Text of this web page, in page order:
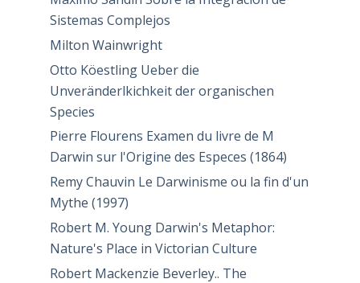
Sistemas Complejos
Milton Wainwright
Otto Köestling Ueber die
Unveränderlkichkeit der organischen
Species
Pierre Flourens Examen du livre de M
Darwin sur l'Origine des Especes (1864)
Remy Chauvin Le Darwinisme ou la fin d'un
Mythe (1997)
Robert M. Young Darwin's Metaphor:
Nature's Place in Victorian Culture
Robert Mackenzie Beverley.. The